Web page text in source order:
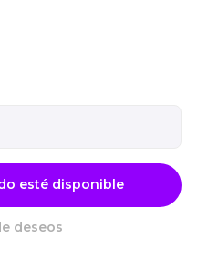
esté disponible
deseos